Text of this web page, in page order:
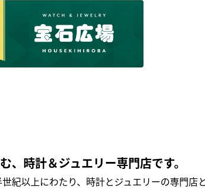
、時計＆ジュエリー専門店です。
紀以上にわたり、時計とジュエリーの専門